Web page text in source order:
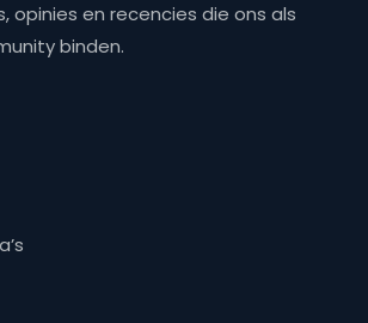
opinies en recencies die ons als
binden.